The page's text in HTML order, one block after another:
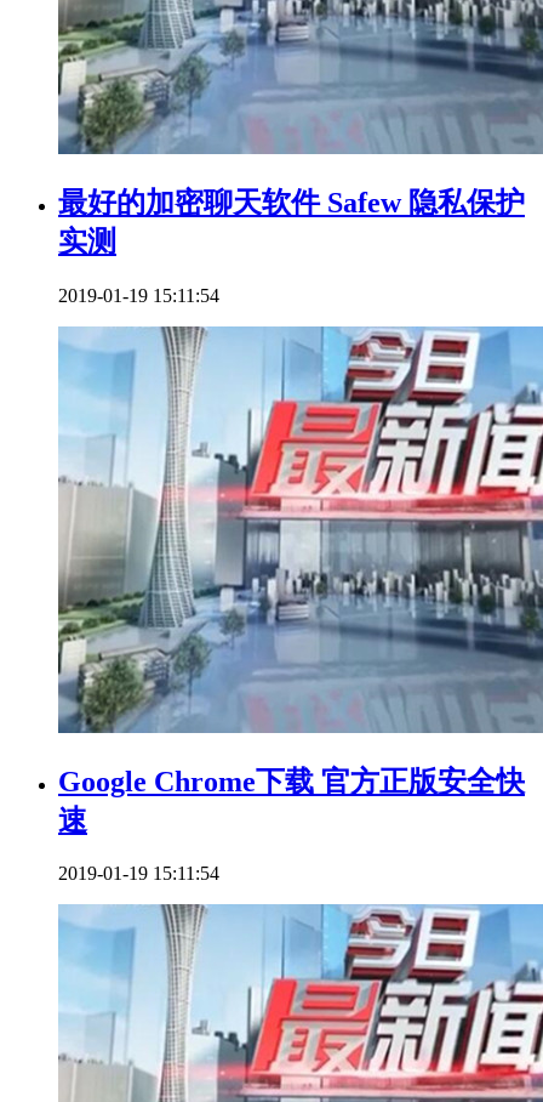
最好的加密聊天软件 Safew 隐私保护
实测
2019-01-19 15:11:54
Google Chrome下载 官方正版安全快
速
2019-01-19 15:11:54